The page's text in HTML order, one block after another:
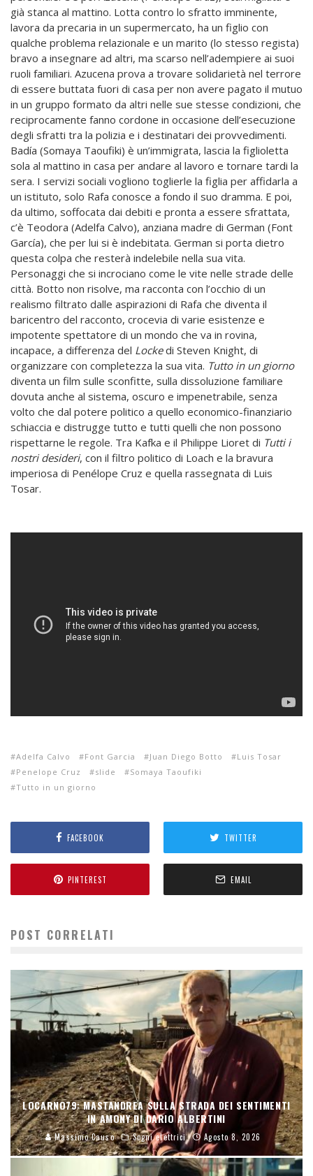
già stanca al mattino. Lotta contro lo sfratto imminente,
lavora da precaria in un supermercato, ha un figlio con
qualche problema relazionale e un marito (lo stesso regista)
bravo a insegnare ad altri, ma scarso nell’adempiere ai suoi
ruoli familiari. Azucena prova a trovare solidarietà nel terrore
di essere buttata fuori di casa per non avere pagato il mutuo
in un gruppo formato da altri nelle sue stesse condizioni, che
reciprocamente fanno cordone in occasione dell’esecuzione
degli sfratti tra la polizia e i destinatari dei provvedimenti.
Badía (Somaya Taoufiki) è un’immigrata, lascia la figlioletta
sola al mattino in casa per andare al lavoro e tornare tardi la
sera. I servizi sociali vogliono toglierle la figlia per affidarla a
un istituto, solo Rafa conosce a fondo il suo dramma. E poi,
da ultimo, soffocata dai debiti e pronta a essere sfrattata,
c’è Teodora (Adelfa Calvo), anziana madre di German (Font
García), che per lui si è indebitata. German si porta dietro
questa colpa che resterà indelebile nella sua vita.
Personaggi che si incrociano come le vite nelle strade delle
città. Botto non risolve, ma racconta con l’occhio di un
realismo filtrato dalle aspirazioni di Rafa che diventa il
baricentro del racconto, crocevia di varie esistenze e
impotente spettatore di un mondo che va in rovina,
incapace, a differenza del Lockedi Steven Knight, di
organizzare con completezza la sua vita. Tutto in un giorno
diventa un film sulle sconfitte, sulla dissoluzione familiare
dovuta anche al sistema, oscuro e impenetrabile, senza
volto che dal potere politico a quello economico-finanziario
schiaccia e distrugge tutto e tutti quelli che non possono
rispettarne le regole. Tra Kafka e il Philippe Lioret di Tutti i
nostri desideri, con il filtro politico di Loach e la bravura
imperiosa di Penélope Cruz e quella rassegnata di Luis
Tosar.
Adelfa Calvo Font Garcia Juan Diego Botto
Luis Tosar
Penelope Cruz
slide
Somaya Taoufiki
Tutto in un giorno
FACEBOOK TWITTER
PINTEREST EMAIL
POST CORRELATI
LOCARNO79: MASTANDREA SULLA STRADA DEI SENTIMENTI
IN AMONY DI DARIO ALBERTINI
Massimo Causo Sogni elettrici Agosto 8, 2026